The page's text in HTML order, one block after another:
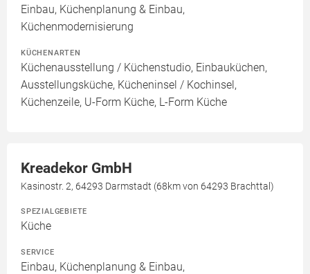
Einbau, Küchenplanung & Einbau,
Küchenmodernisierung
KÜCHENARTEN
Küchenausstellung / Küchenstudio, Einbauküchen,
Ausstellungsküche, Kücheninsel / Kochinsel,
Küchenzeile, U-Form Küche, L-Form Küche
Kreadekor GmbH
Kasinostr. 2, 64293 Darmstadt (68km von 64293 Brachttal)
SPEZIALGEBIETE
Küche
SERVICE
Einbau, Küchenplanung & Einbau,